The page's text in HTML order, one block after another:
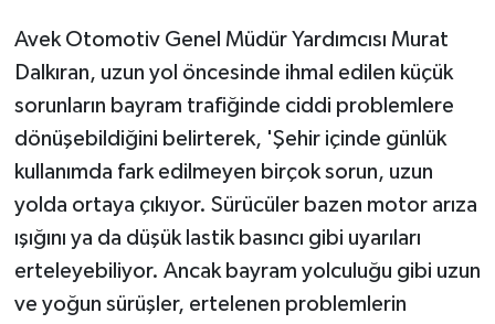
Avek Otomotiv Genel Müdür Yardımcısı Murat
Dalkıran, uzun yol öncesinde ihmal edilen küçük
sorunların bayram trafiğinde ciddi problemlere
dönüşebildiğini belirterek, 'Şehir içinde günlük
kullanımda fark edilmeyen birçok sorun, uzun
yolda ortaya çıkıyor. Sürücüler bazen motor arıza
ışığını ya da düşük lastik basıncı gibi uyarıları
erteleyebiliyor. Ancak bayram yolculuğu gibi uzun
ve yoğun sürüşler, ertelenen problemlerin